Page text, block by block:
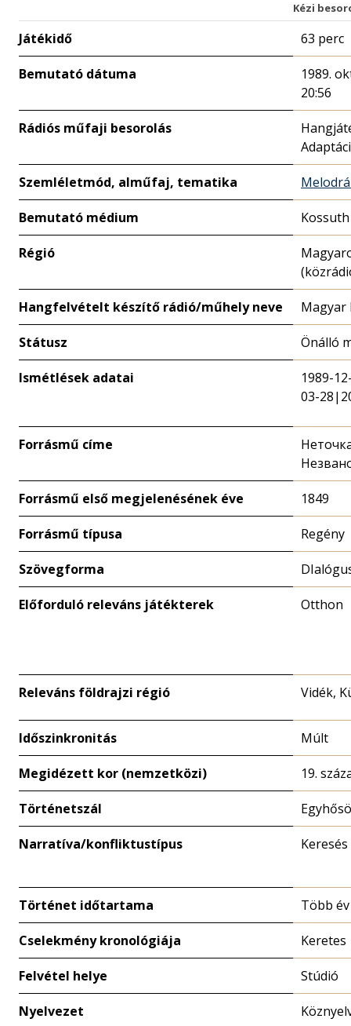
Kézi
Játékidő 63 perc
Bemutató dátuma
1989.
20:56
Rádiós műfaji besorolás
Szemléletmód, alműfaj, tematika
Bemutató médium Kossuth
Régió
Hangfelvételt készítő rádió/műhely neve Magyar
Státusz Önálló
Ismétlések adatai
1989-
03-
Forrásmű címe
Forrásmű első megjelenésének éve 1849
Forrásmű típusa Regény
Szövegforma
Előforduló releváns játékterek Otthon
Releváns földrajzi régió Vidék,
Időszinkronitás Múlt
Megidézett kor (nemzetközi) 19.
Történetszál
Narratíva/konfliktustípus Keresés
Történet időtartama Több év
Cselekmény kronológiája Keretes
Felvétel helye Stúdió
Nyelvezet